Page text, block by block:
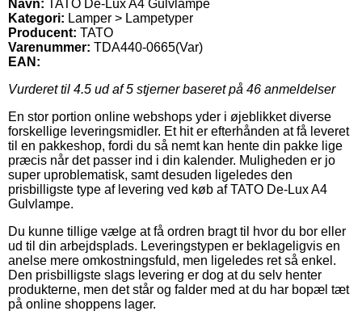
Navn: TATO De-Lux A4 Gulvlampe
Kategori: Lamper > Lampetyper
Producent: TATO
Varenummer: TDA440-0665(Var)
EAN:
Vurderet til 4.5 ud af 5 stjerner baseret på 46 anmeldelser
En stor portion online webshops yder i øjeblikket diverse
forskellige leveringsmidler. Et hit er efterhånden at få leveret
til en pakkeshop, fordi du så nemt kan hente din pakke lige
præcis når det passer ind i din kalender. Muligheden er jo
super uproblematisk, samt desuden ligeledes den
prisbilligste type af levering ved køb af TATO De-Lux A4
Gulvlampe.
Du kunne tillige vælge at få ordren bragt til hvor du bor eller
ud til din arbejdsplads. Leveringstypen er beklageligvis en
anelse mere omkostningsfuld, men ligeledes ret så enkel.
Den prisbilligste slags levering er dog at du selv henter
produkterne, men det står og falder med at du har bopæl tæt
på online shoppens lager.